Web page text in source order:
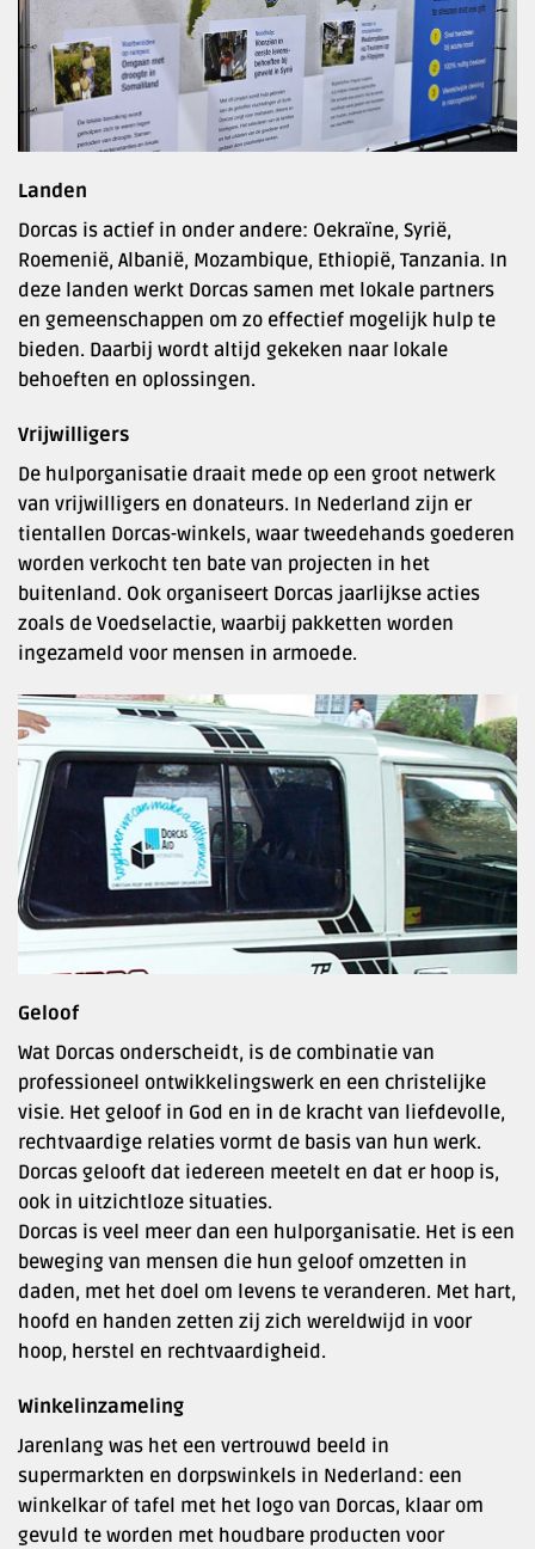
Landen
Dorcas is actief in onder andere: Oekraïne, Syrië,
Roemenië, Albanië, Mozambique, Ethiopië, Tanzania. In
deze landen werkt Dorcas samen met lokale partners
en gemeenschappen om zo effectief mogelijk hulp te
bieden. Daarbij wordt altijd gekeken naar lokale
behoeften en oplossingen.
Vrijwilligers
De hulporganisatie draait mede op een groot netwerk
van vrijwilligers en donateurs. In Nederland zijn er
tientallen Dorcas-winkels, waar tweedehands goederen
worden verkocht ten bate van projecten in het
buitenland. Ook organiseert Dorcas jaarlijkse acties
zoals de Voedselactie, waarbij pakketten worden
ingezameld voor mensen in armoede.
Geloof
Wat Dorcas onderscheidt, is de combinatie van
professioneel ontwikkelingswerk en een christelijke
visie. Het geloof in God en in de kracht van liefdevolle,
rechtvaardige relaties vormt de basis van hun werk.
Dorcas gelooft dat iedereen meetelt en dat er hoop is,
ook in uitzichtloze situaties.
Dorcas is veel meer dan een hulporganisatie. Het is een
beweging van mensen die hun geloof omzetten in
daden, met het doel om levens te veranderen. Met hart,
hoofd en handen zetten zij zich wereldwijd in voor
hoop, herstel en rechtvaardigheid.
Winkelinzameling
Jarenlang was het een vertrouwd beeld in
supermarkten en dorpswinkels in Nederland: een
winkelkar of tafel met het logo van Dorcas, klaar om
gevuld te worden met houdbare producten voor